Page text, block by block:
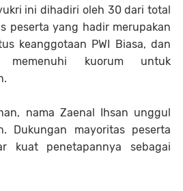
ini dihadiri oleh 30 dari total
peserta yang hadir merupakan
keanggotaan PWI Biasa, dan
memenuhi kuorum untuk
nama Zaenal Ihsan unggul
Dukungan mayoritas peserta
kuat penetapannya sebagai